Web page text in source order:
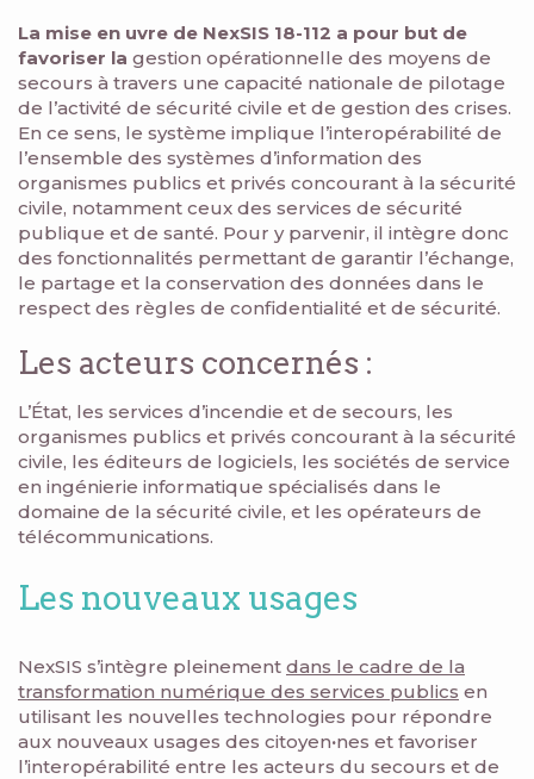
La mise en uvre de NexSIS 18-112 a pour but de
favoriser la gestion opérationnelle des moyens de
secours à travers une capacité nationale de pilotage
de l’activité de sécurité civile et de gestion des crises.
En ce sens, le système implique l’interopérabilité de
l’ensemble des systèmes d’information des
organismes publics et privés concourant à la sécurité
civile, notamment ceux des services de sécurité
publique et de santé. Pour y parvenir, il intègre donc
des fonctionnalités permettant de garantir l’échange,
le partage et la conservation des données dans le
respect des règles de confidentialité et de sécurité.
Les acteurs concernés :
L’État, les services d’incendie et de secours, les
organismes publics et privés concourant à la sécurité
civile, les éditeurs de logiciels, les sociétés de service
en ingénierie informatique spécialisés dans le
domaine de la sécurité civile, et les opérateurs de
télécommunications.
Les nouveaux usages
NexSIS s’intègre pleinement dans le cadre de la
transformation numérique des services publics en
utilisant les nouvelles technologies pour répondre
aux nouveaux usages des citoyen·nes et favoriser
l’interopérabilité entre les acteurs du secours et de